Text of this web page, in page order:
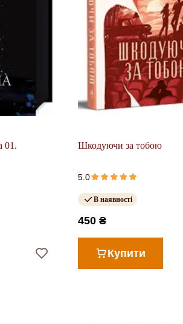
01.
Шкодуючи за тобою
5.0
В наявності
450 ₴
Купити